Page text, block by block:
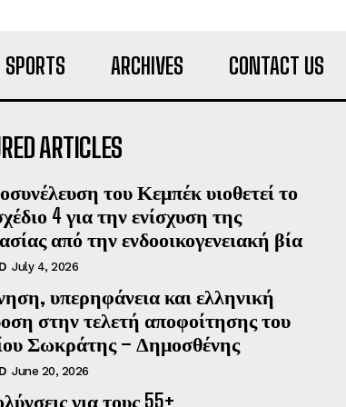
SPORTS ARCHIVES CONTACT US
ARTICLES
του Κεμπέκ υιοθετεί το
4 για την ενίσχυση της
από την ενδοοικογενειακή βία
July 4, 2026
υπερηφάνεια και ελληνική
στην τελετή αποφοίτησης του
Σωκράτης – Δημοσθένης
June 20, 2026
για τους 55+